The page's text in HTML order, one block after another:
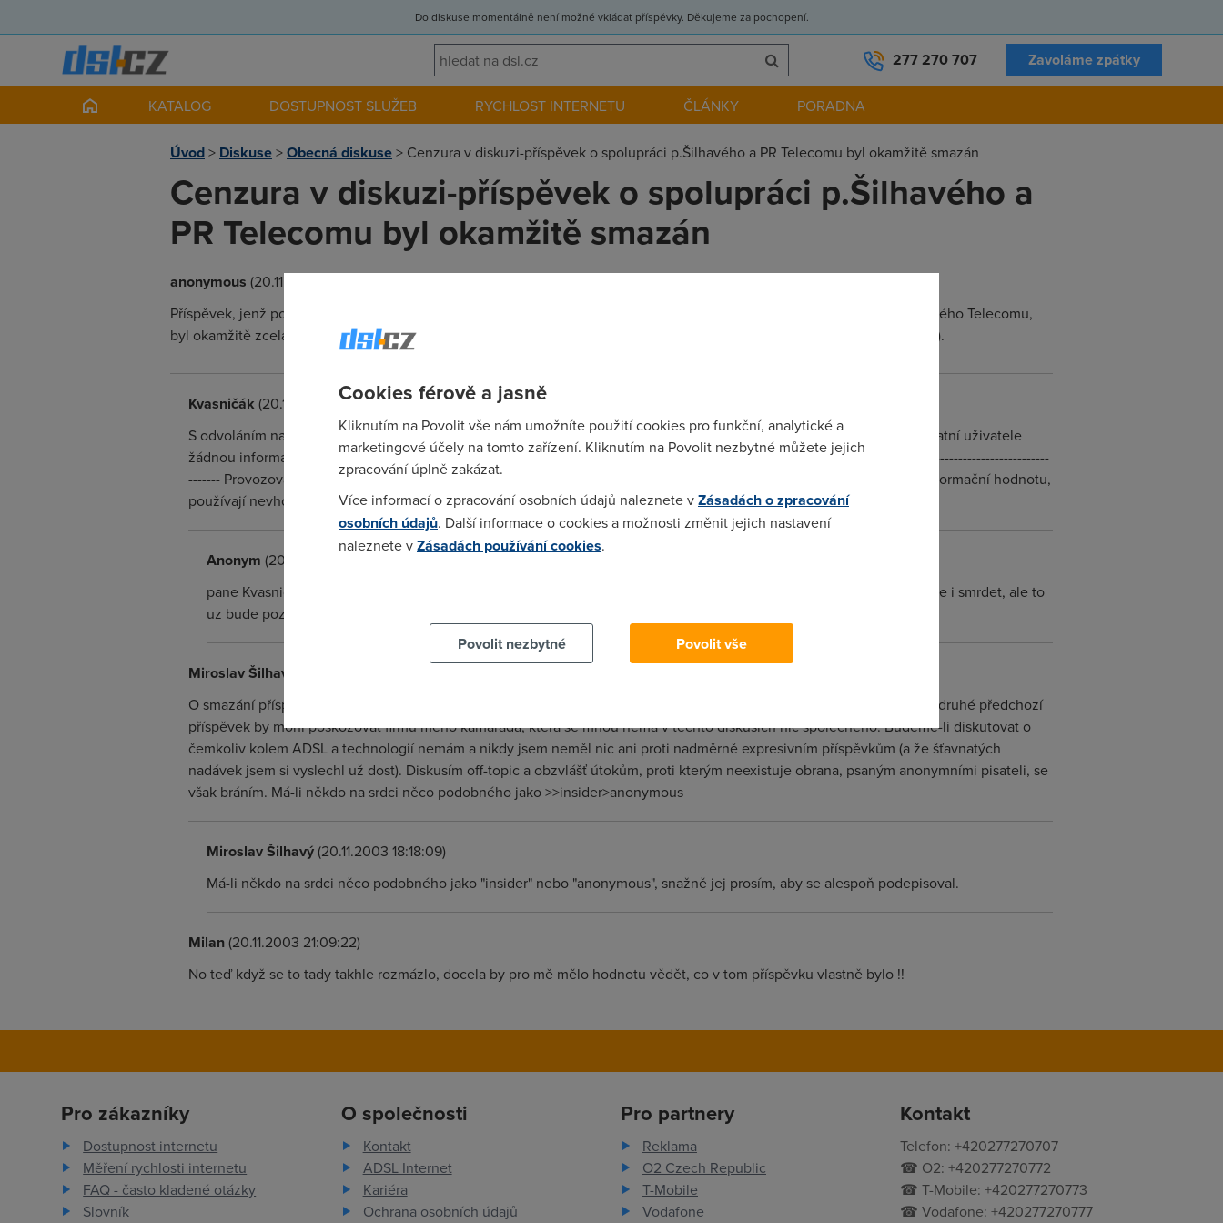
Do diskuse momentálně není možné vkládat příspěvky. Děkujeme za pochopení.
277 270 707 Zavoláme zpátky
KATALOG DOSTUPNOST SLUŽEB RYCHLOST INTERNETU ČLÁNKY PORADNA
Úvod> Diskuse>Obecná diskuse> Cenzura v diskuzi-příspěvek o spolupráci p.Šilhavého a PR Telecomu byl okamžitě smazán
Cenzura v diskuzi-příspěvek o spolupráci p.Šilhavého a
PR Telecomu byl okamžitě smazán
anonymous (20.11.2003 17:38:30)
Příspěvek, jenž pouze jemně popisoval skutečnost, že společnost kde působí p. Šilhavý navázala jisté kontakty s PR Českého Telecomu,
byl okamžitě zcela smazán. O čem to asi svědčí? Tak už je vám to všem jasné? Jak dlouho zde asi vydrží tento příspěvek :).
Kvasničák (20.11.2003 17:53:25)
S odvoláním na standardní upozornění (viz níže uvedené oznámení) konstatuji, že zmiňovaný příspěvek neměl pro ostatní uživatele
žádnou informační hodnotu z pohledu tématu ADSL. Stanislav Kvasničák, ředitel společnosti ASPA, a.s. ---------------------------------------------
------- Provozovatel serveru DSL.cz m ů ž e vyřadit nebo opravit příspěvky, které nemají pro ostatní uživatele žádnou informační hodnotu,
používají nevhodné výrazy nebo mají převážně reklamní charakter.
Anonym (20.11.2003 18:05:50)
pane Kvasnicaku, nejspis ve vasi spolecnosti neco kvasi a tvarite se, ze o tom nevit. Mozna ze to "neco" casem zacne i smrdet, ale to
uz bude pozde.
Miroslav Šilhavý
O smazání příspěvku jsem ráno požádal. A bylo mi vyhověno. Zaprvé neexistuje způsob, jakým bych se mohl bránit, zadruhé předchozí
příspěvek by mohl poškozovat firmu mého kamaráda, která se mnou nemá v těchto diskusích nic společného. Budeme-li diskutovat o
čemkoliv kolem ADSL a technologií nemám a nikdy jsem neměl nic ani proti nadměrně expresivním příspěvkům (a že šťavnatých
nadávek jsem si vyslechl už dost). Diskusím off-topic a obzvlášť útokům, proti kterým neexistuje obrana, psaným anonymními pisateli, se
však bráním. Má-li někdo na srdci něco podobného jako >>insider>anonymous
Miroslav Šilhavý(20.11.2003 18:18:09)
Má-li někdo na srdci něco podobného jako "insider" nebo "anonymous", snažně jej prosím, aby se alespoň podepisoval.
Milan(20.11.2003 21:09:22)
No teď když se to tady takhle rozmázlo, docela by pro mě mělo hodnotu vědět, co v tom příspěvku vlastně bylo !!
Pro zákazníky
Dostupnost internetu
Měření rychlosti internetu
FAQ - často kladené otázky
Slovník
O společnosti
Kontakt
ADSL Internet
Kariéra
Ochrana osobních údajů
Pro partnery
Reklama
O2 Czech Republic
T-Mobile
Vodafone
Kontakt
Telefon: +420277270707
☎ O2: +420277270772
☎ T-Mobile: +420277270773
☎ Vodafone: +420277270777
Cookies férově a jasně
Kliknutím na Povolit vše nám umožníte použití cookies pro funkční, analytické a
marketingové účely na tomto zařízení. Kliknutím na Povolit nezbytné můžete jejich
zpracování úplně zakázat.
Více informací o zpracování osobních údajů naleznete vZásadách o zpracování
osobních údajů. Další informace o cookies a možnosti změnit jejich nastavení
naleznete vZásadách používání cookies.
Povolit nezbytné
Povolit vše